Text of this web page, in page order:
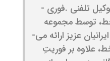
با سلام خدمت مجموعه وکیل تلفنی .فوری ­
توسط مجموعه
وکیل تلفنی، برای تمامی ایرانیان عزیز ارائه می­
علاوه بر فوریتِ